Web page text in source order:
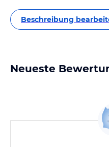
Beschreibung
Neueste